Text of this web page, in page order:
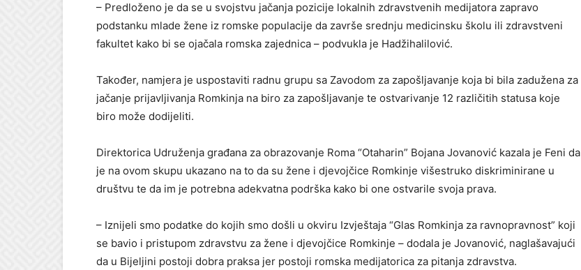
– Predloženo je da se u svojstvu jačanja pozicije lokalnih zdravstvenih medijatora zapravo
podstanku mlade žene iz romske populacije da završe srednju medicinsku školu ili zdravstveni
fakultet kako bi se ojačala romska zajednica – podvukla je Hadžihalilović.
Također, namjera je uspostaviti radnu grupu sa Zavodom za zapošljavanje koja bi bila zadužena za
jačanje prijavljivanja Romkinja na biro za zapošljavanje te ostvarivanje 12 različitih statusa koje
biro može dodijeliti.
Direktorica Udruženja građana za obrazovanje Roma “Otaharin” Bojana Jovanović kazala je Feni da
je na ovom skupu ukazano na to da su žene i djevojčice Romkinje višestruko diskriminirane u
društvu te da im je potrebna adekvatna podrška kako bi one ostvarile svoja prava.
– Iznijeli smo podatke do kojih smo došli u okviru Izvještaja “Glas Romkinja za ravnopravnost” koji
se bavio i pristupom zdravstvu za žene i djevojčice Romkinje – dodala je Jovanović, naglašavajući
da u Bijeljini postoji dobra praksa jer postoji romska medijatorica za pitanja zdravstva.